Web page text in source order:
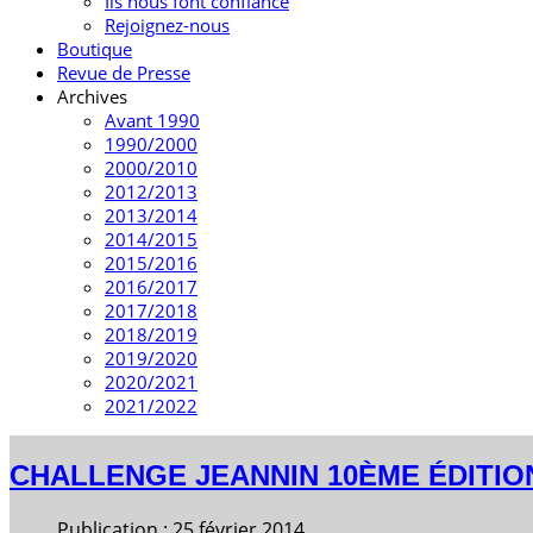
Rejoignez-nous
Boutique
Revue de Presse
Archives
Avant 1990
1990/2000
2000/2010
2012/2013
2013/2014
2014/2015
2015/2016
2016/2017
2017/2018
2018/2019
2019/2020
2020/2021
2021/2022
CHALLENGE JEANNIN 10ÈME